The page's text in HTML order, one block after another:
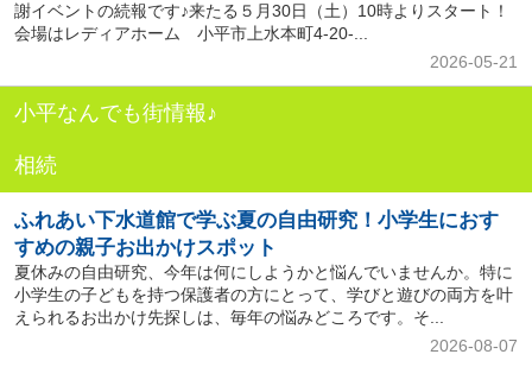
謝イベントの続報です♪来たる５月30日（土）10時よりスタート！
会場はレディアホーム 小平市上水本町4-20-...
2026-05-21
小平なんでも街情報♪
相続
ふれあい下水道館で学ぶ夏の自由研究！小学生におす
すめの親子お出かけスポット
夏休みの自由研究、今年は何にしようかと悩んでいませんか。特に
小学生の子どもを持つ保護者の方にとって、学びと遊びの両方を叶
えられるお出かけ先探しは、毎年の悩みどころです。そ...
2026-08-07